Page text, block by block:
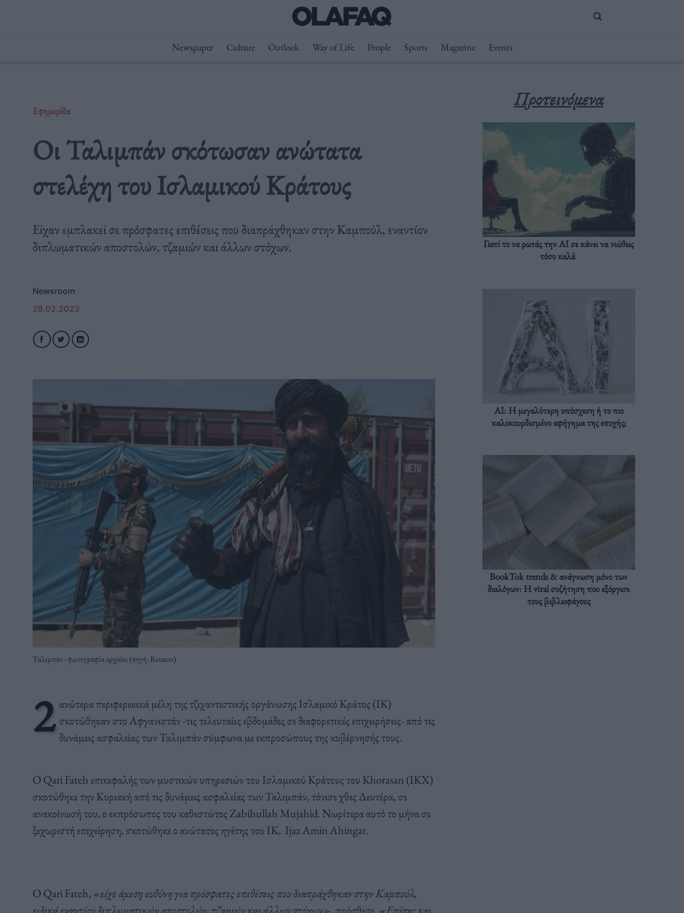
Newspaper Culture Outlook Way of Life People Sports Magazine Events
Εφημερίδα
Οι Ταλιμπάν σκότωσαν ανώτατα
στελέχη του Ισλαμικού Κράτους
Είχαν εμπλακεί σε πρόσφατες επιθέσεις που διαπράχθηκαν στην Καμπούλ, εναντίον
διπλωματικών αποστολών, τζαμιών και άλλων στόχων.
Newsroom
28.02.2023
Ταλιμπάν - φωτογραφία αρχείου (πηγή: Reuters)
2 ανώτερα περιφερειακά μέλη της τζιχαντιστικής οργάνωσης Ισλαμικό Κράτος (ΙΚ)
σκοτώθηκαν στο Αφγανιστάν -τις τελευταίες εβδομάδες σε διαφορετικές επιχειρήσεις- από τις
δυνάμεις ασφαλείας των Ταλιμπάν σύμφωνα με εκπροσώπους της κυβέρνησής τους.
Ο Qari Fateh επικεφαλής των μυστικών υπηρεσιών του Ισλαμικού Κράτους του Khorasan (ΙΚΧ)
σκοτώθηκε την Κυριακή από τις δυνάμεις ασφαλείας των Ταλιμπάν, τόνισε χθες Δευτέρα, σε
ανακοίνωσή του, ο εκπρόσωπος του καθεστώτος Zabihullah Mujahid. Νωρίτερα αυτό το μήνα σε
ξεχωριστή επιχείρηση, σκοτώθηκε ο ανώτατος ηγέτης του ΙΚ, Ijaz Amin Ahingar.
Ο Qari Fateh, «είχε άμεση ευθύνη για πρόσφατες επιθέσεις που διαπράχθηκαν στην Καμπούλ,
ειδικά εναντίον διπλωματικών αποστολών, τζαμιών και άλλων στόχων», πρόσθεσε. «Επίσης και
Προτεινόμενα
Γιατί το να ρωτάς την AI σε κάνει να νιώθεις
τόσο καλά
AI: Η μεγαλύτερη υπόσχεση ή το πιο
καλοκουρδισμένο αφήγημα της εποχής;
BookTok trends & ανάγνωση μόνο των
διαλόγων: Η viral συζήτηση που εξόργισε
τους βιβλιοφάγους